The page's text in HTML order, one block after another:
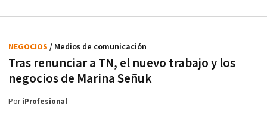
Tras renunciar a TN, el nuevo trabajo y los
negocios de Marina Señuk
NEGOCIOS / Medios de comunicación
PoriProfesional